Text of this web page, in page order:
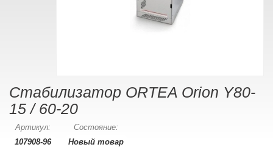
Стабилизатор ORTEA Orion Y80-
15 / 60-20
Артикул:
107908-96
Состояние:
Новый товар